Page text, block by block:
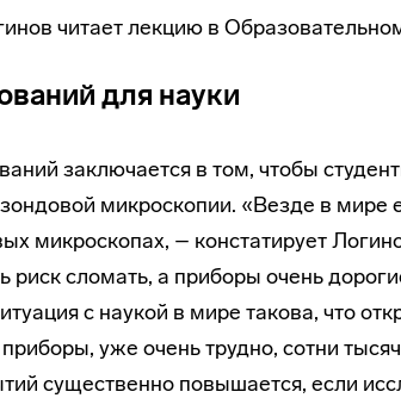
читает лекцию в
для науки
заключается в том, чтобы
микроскопии. «Везде в мире
микроскопах, – констатирует
риск сломать, а приборы очень
с наукой в мире такова, что
уже очень трудно, сотни
существенно повышается, если